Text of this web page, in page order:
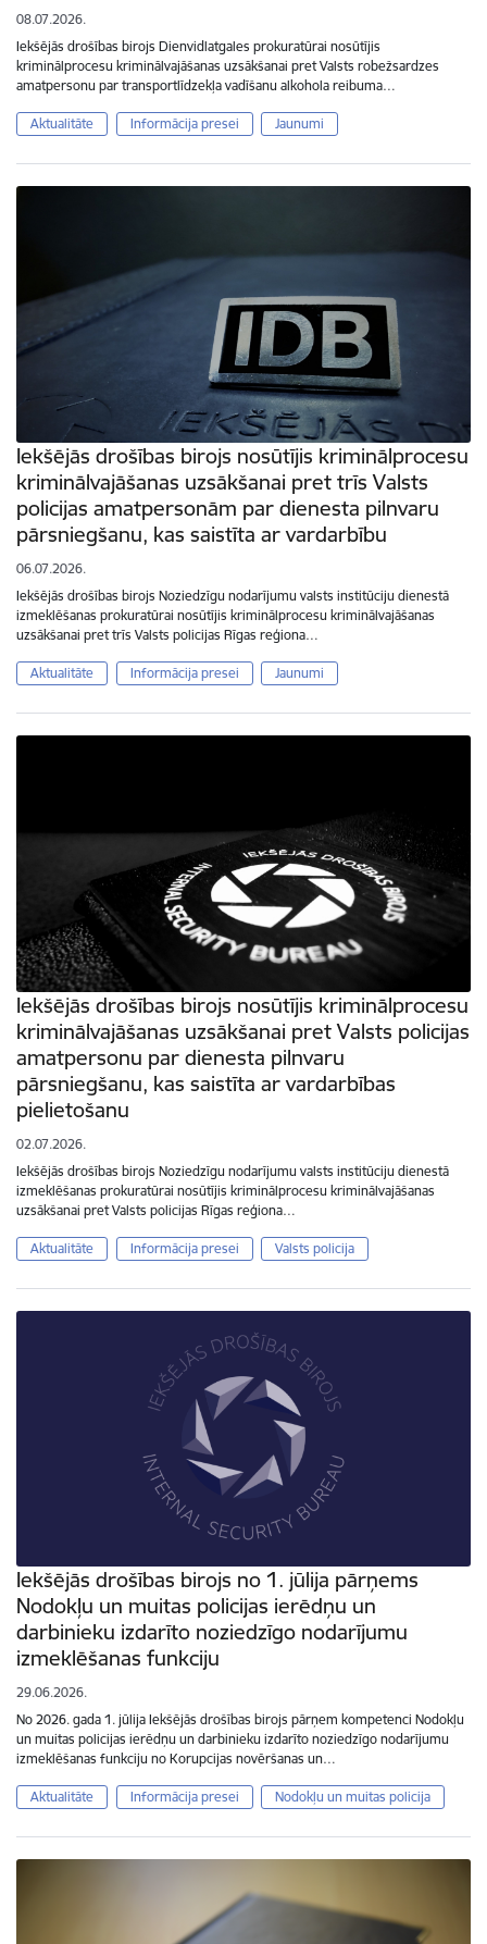
08.07.2026.
Iekšējās drošības birojs Dienvidlatgales prokuratūrai nosūtījis
kriminālprocesu kriminālvajāšanas uzsākšanai pret Valsts robežsardzes
amatpersonu par transportlīdzekļa vadīšanu alkohola reibuma…
Aktualitāte Informācija presei Jaunumi
Iekšējās drošības birojs nosūtījis kriminālprocesu
kriminālvajāšanas uzsākšanai pret trīs Valsts
policijas amatpersonām par dienesta pilnvaru
pārsniegšanu, kas saistīta ar vardarbību
06.07.2026.
Iekšējās drošības birojs Noziedzīgu nodarījumu valsts institūciju dienestā
izmeklēšanas prokuratūrai nosūtījis kriminālprocesu kriminālvajāšanas
uzsākšanai pret trīs Valsts policijas Rīgas reģiona…
Aktualitāte Informācija presei Jaunumi
Iekšējās drošības birojs nosūtījis kriminālprocesu
kriminālvajāšanas uzsākšanai pret Valsts policijas
amatpersonu par dienesta pilnvaru
pārsniegšanu, kas saistīta ar vardarbības
pielietošanu
02.07.2026.
Iekšējās drošības birojs Noziedzīgu nodarījumu valsts institūciju dienestā
izmeklēšanas prokuratūrai nosūtījis kriminālprocesu kriminālvajāšanas
uzsākšanai pret Valsts policijas Rīgas reģiona…
Aktualitāte Informācija presei Valsts policija
Iekšējās drošības birojs no 1. jūlija pārņems
Nodokļu un muitas policijas ierēdņu un
darbinieku izdarīto noziedzīgo nodarījumu
izmeklēšanas funkciju
29.06.2026.
No 2026. gada 1. jūlija Iekšējās drošības birojs pārņem kompetenci Nodokļu
un muitas policijas ierēdņu un darbinieku izdarīto noziedzīgo nodarījumu
izmeklēšanas funkciju no Korupcijas novēršanas un…
Aktualitāte Informācija presei Nodokļu un muitas policija